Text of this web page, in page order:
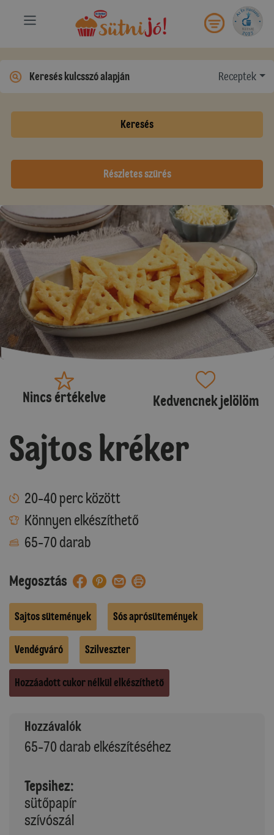
Receptek
Keresés
Részletes szűrés
Nincs értékelve Kedvencnek jelölöm
Sajtos kréker
20-40 perc között
Könnyen elkészíthető
65-70 darab
Megosztás
Sajtos sütemények Sós aprósütemények
Vendégváró Szilveszter
Hozzáadott cukor nélkül elkészíthető
Hozzávalók
65-70 darab elkészítéséhez
Tepsihez:
sütőpapír
szívószál